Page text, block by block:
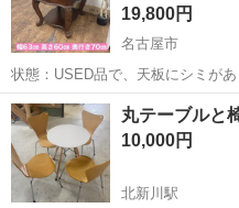
19,800円
名古屋市
状態：USED品で、天板にシミがあります。 ※完成品・
済。 ※こちらの商品は他のサイトや店頭でも同時販売しております。
購入意思を示された場合でも、多
るので、ご了承下さい...
愛知 名古屋市 テーブル
丸テーブルと
10,000円
北新川駅